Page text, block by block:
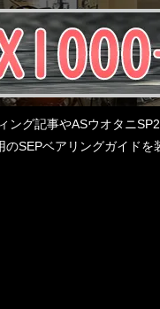
グ記事やASウオタニ
SEPベアリングガイ